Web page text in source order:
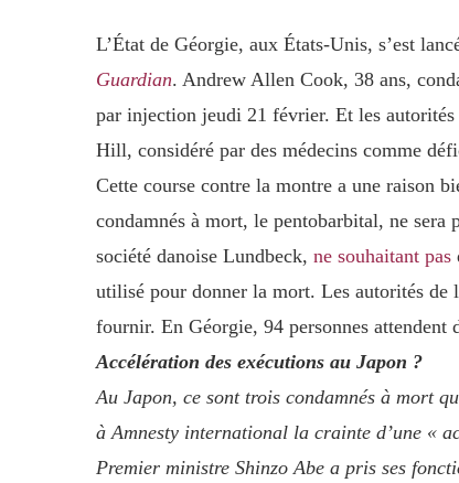
L’État de Géorgie, aux États-Unis, s’est
Guardian. Andrew Allen Cook, 38 ans,
par injection jeudi 21 février. Et les
Hill, considéré par des médecins comme
Cette course contre la montre a une raison
condamnés à mort, le pentobarbital, ne
société danoise Lundbeck, ne souhaitant pas
utilisé pour donner la mort. Les autorités de
fournir. En Géorgie, 94 personnes attendent
Accélération des exécutions au Japon ?
Au Japon, ce sont trois condamnés à mort
à Amnesty international la crainte d’une «
Premier ministre Shinzo Abe a pris ses